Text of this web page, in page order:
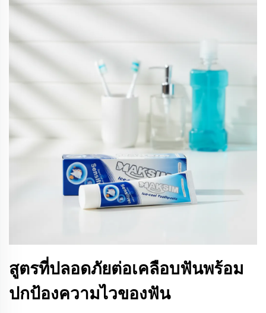
สูตรที่ปลอดภัยต่อเคลือบฟันพร้อม
ปกป้องความไวของฟัน